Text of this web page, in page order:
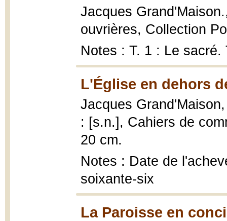
Jacques
ouvrières, Collection
Notes : T. 1 : Le
L'Église en dehors
Jacques
: [s.n.], Cahiers de
20 cm.
Notes : Date de
soixante-six
La Paroisse en